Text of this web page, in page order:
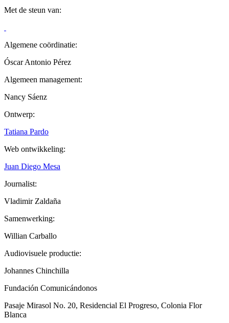
Met de steun van:
Algemene coördinatie:
Óscar Antonio Pérez
Algemeen management:
Nancy Sáenz
Ontwerp:
Tatiana Pardo
Web ontwikkeling:
Juan Diego Mesa
Journalist:
Vladimir Zaldaña
Samenwerking:
Willian Carballo
Audiovisuele productie:
Johannes Chinchilla
Fundación Comunicándonos
Pasaje Mirasol No. 20, Residencial El Progreso, Colonia Flor
Blanca